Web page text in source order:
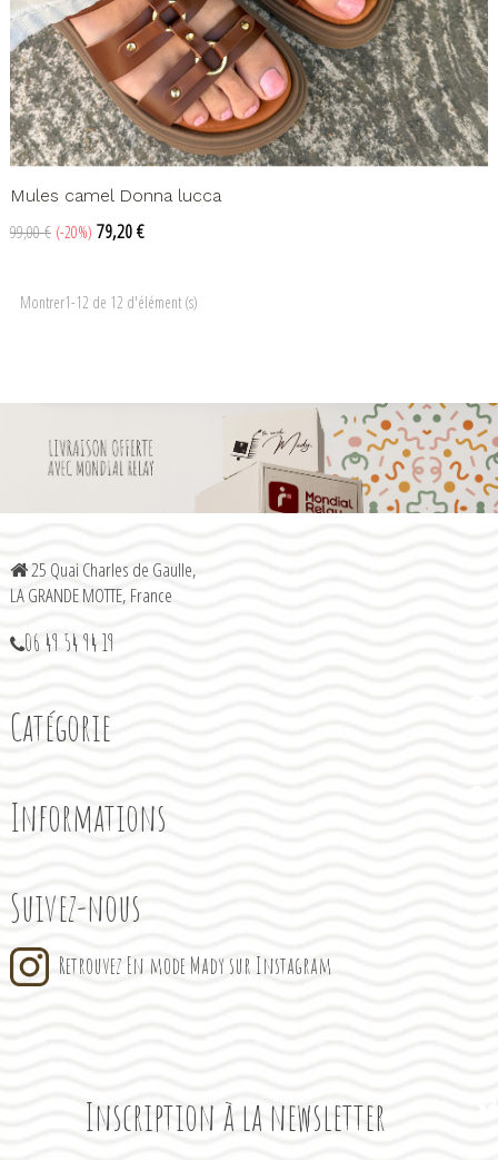
Mules camel Donna lucca
Prix
99,00 € -20% Prix
79,20 €
Montrer1-12 de 12 d'élément (s)
25 Quai Charles de Gaulle,
LA GRANDE MOTTE, France
06 49 54 94 19
Catégorie
Informations
Suivez-nous
Retrouvez En mode Mady sur Instagram
Inscription à la newsletter